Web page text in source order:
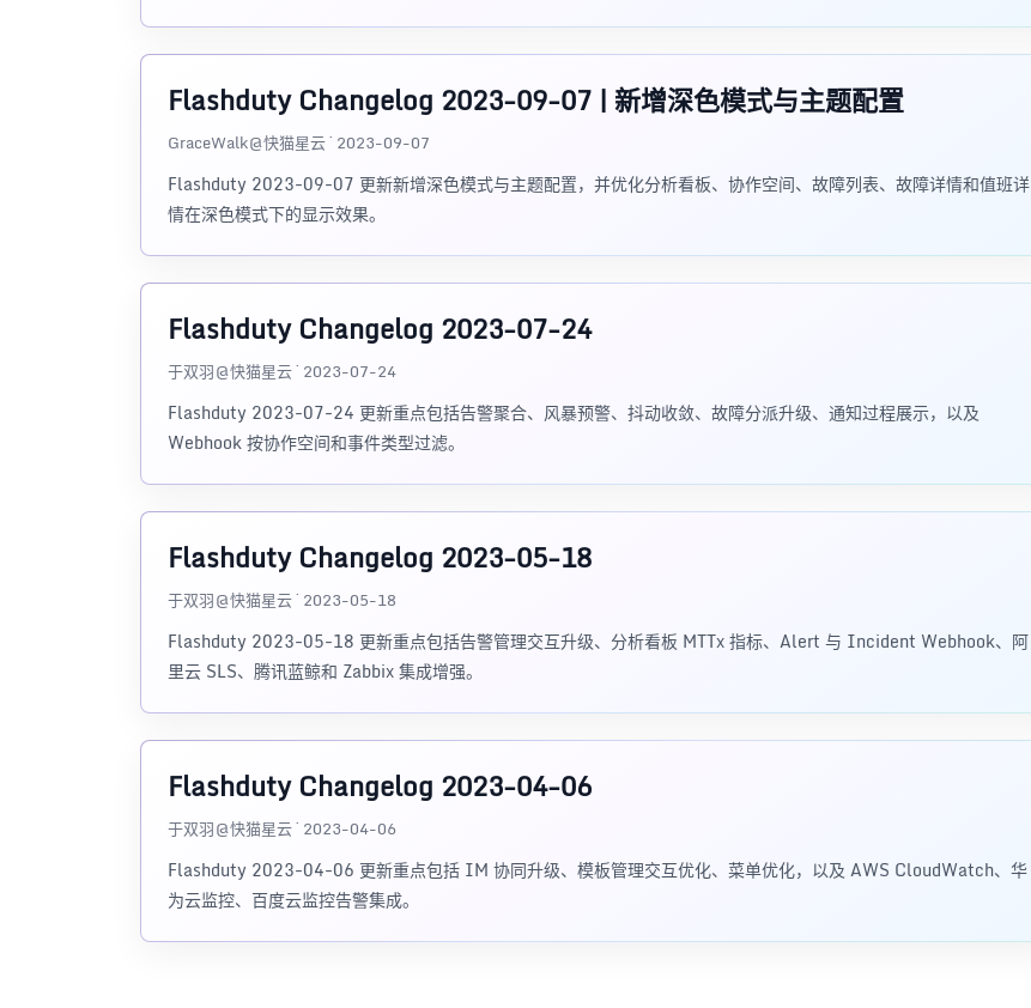
Flashduty Changelog 2023-09-07 | 新增深色模式与主题配置
GraceWalk@快猫星云 · 2023-09-07
Flashduty 2023-09-07 更新新增深色模式与主题配置，并优化分析看板、协作空间、故障列表、故障详情和值班详
情在深色模式下的显示效果。
Flashduty Changelog 2023-07-24
于双羽@快猫星云 · 2023-07-24
Flashduty 2023-07-24 更新重点包括告警聚合、风暴预警、抖动收敛、故障分派升级、通知过程展示，以及
Webhook 按协作空间和事件类型过滤。
Flashduty Changelog 2023-05-18
于双羽@快猫星云 · 2023-05-18
Flashduty 2023-05-18 更新重点包括告警管理交互升级、分析看板 MTTx 指标、Alert 与 Incident Webhook、阿
里云 SLS、腾讯蓝鲸和 Zabbix 集成增强。
Flashduty Changelog 2023-04-06
于双羽@快猫星云 · 2023-04-06
Flashduty 2023-04-06 更新重点包括 IM 协同升级、模板管理交互优化、菜单优化，以及 AWS CloudWatch、华
为云监控、百度云监控告警集成。